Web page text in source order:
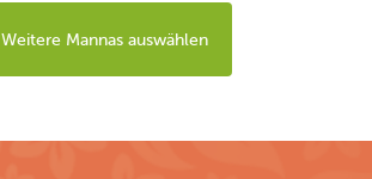
Weitere Mannas auswählen